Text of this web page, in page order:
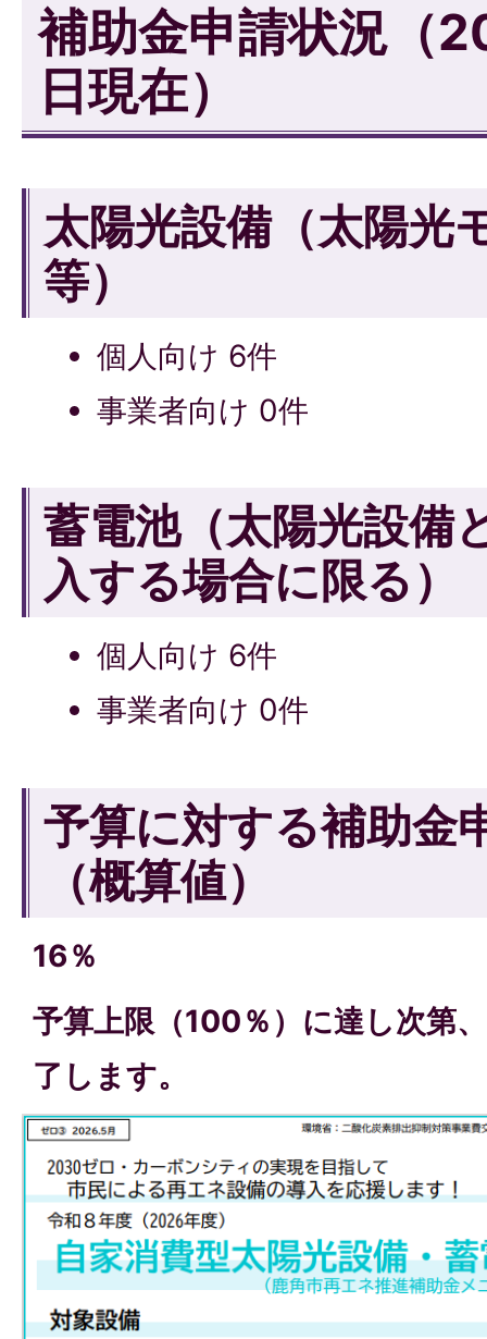
補助金申請状況（
日現在）
太陽光設備（太陽光
等）
個人向け 6件
事業者向け 0件
蓄電池（太陽光設備
入する場合に限る）
個人向け 6件
事業者向け 0件
予算に対する補助金
（概算値）
16％
予算上限（100％）に達し次第
了します。